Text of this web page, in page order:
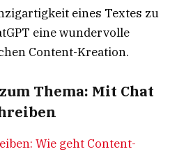
eines Textes zu
eine wundervolle
Content-Kreation.
Thema: Mit Chat
Wie geht Content-